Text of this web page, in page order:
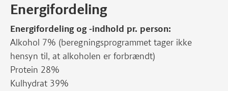
Energifordeling
Energifordeling og -indhold pr. person:
Alkohol 7% (beregningsprogrammet tager ikke
hensyn til, at alkoholen er forbrændt)
Protein 28%
Kulhydrat 39%